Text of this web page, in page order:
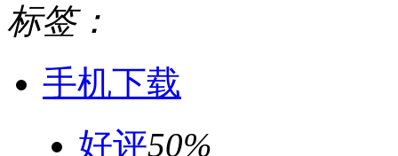
标签：
手机下载
好评50%